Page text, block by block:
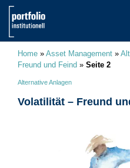
Home » Asset Management »
Freund und Feind » Seite 2
Alternative Anlagen
Volatilität – Freund